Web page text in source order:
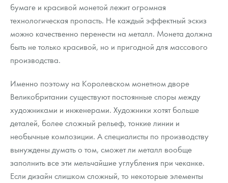
бумаге и красивой монетой лежит огромная
технологическая пропасть. Не каждый эффектный эскиз
можно качественно перенести на металл. Монета должна
быть не только красивой, но и пригодной для массового
производства.
Именно поэтому на Королевском монетном дворе
Великобритании существуют постоянные споры между
художниками и инженерами. Художники хотят больше
деталей, более сложный рельеф, тонкие линии и
необычные композиции. А специалисты по производству
вынуждены думать о том, сможет ли металл вообще
заполнить все эти мельчайшие углубления при чеканке.
Если дизайн слишком сложный, то некоторые элементы